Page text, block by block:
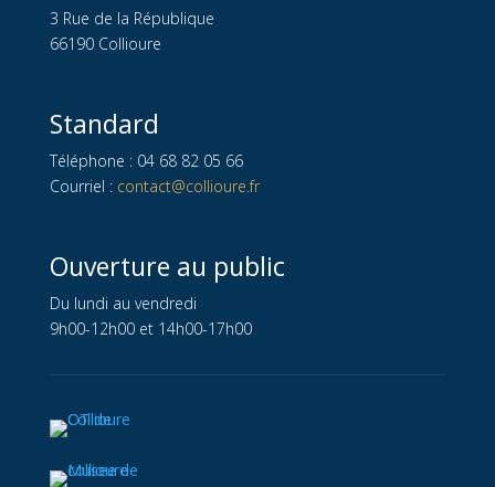
3 Rue de la République
66190 Collioure
Standard
Téléphone : 04 68 82 05 66
Courriel : contact@collioure.fr
Ouverture au public
Du lundi au vendredi
9h00-12h00 et 14h00-17h00